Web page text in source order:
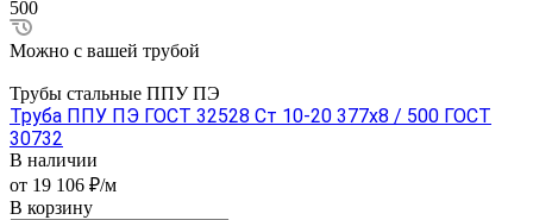
500
Можно с вашей трубой
Трубы стальные ППУ ПЭ
Труба ППУ ПЭ ГОСТ 32528 Ст 10-20 377x8 / 500 ГОСТ
30732
В наличии
от 19 106 ₽/м
В корзину